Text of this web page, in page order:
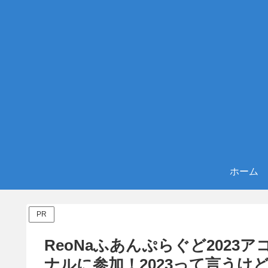
ホーム
PR
ReoNaふあんぷらぐど2023ア
ナルに参加！2023って言うけ